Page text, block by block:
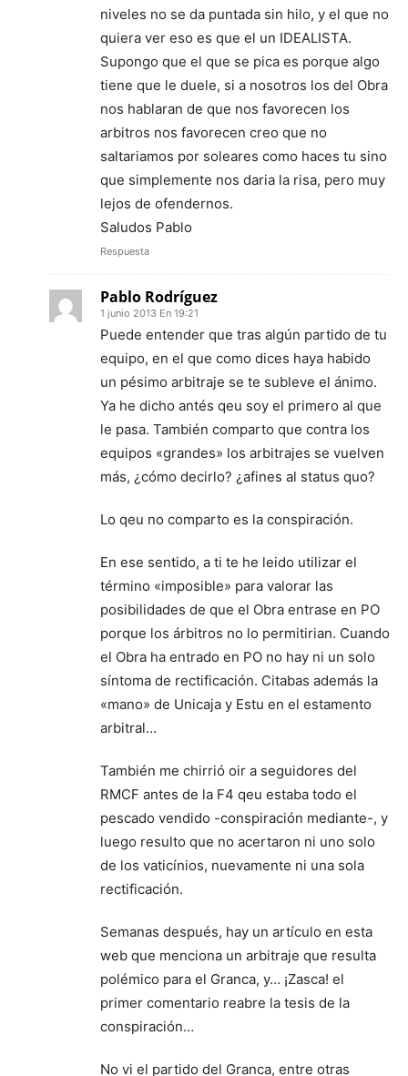
niveles no se da puntada sin hilo, y el que no
quiera ver eso es que el un IDEALISTA.
Supongo que el que se pica es porque algo
tiene que le duele, si a nosotros los del Obra
nos hablaran de que nos favorecen los
arbitros nos favorecen creo que no
saltariamos por soleares como haces tu sino
que simplemente nos daria la risa, pero muy
lejos de ofendernos.
Saludos Pablo
Respuesta
Pablo Rodríguez
1 junio 2013 En 19:21
Puede entender que tras algún partido de tu
equipo, en el que como dices haya habido
un pésimo arbitraje se te subleve el ánimo.
Ya he dicho antés qeu soy el primero al que
le pasa. También comparto que contra los
equipos «grandes» los arbitrajes se vuelven
más, ¿cómo decirlo? ¿afines al status quo?
Lo qeu no comparto es la conspiración.
En ese sentido, a ti te he leido utilizar el
término «imposible» para valorar las
posibilidades de que el Obra entrase en PO
porque los árbitros no lo permitirian. Cuando
el Obra ha entrado en PO no hay ni un solo
síntoma de rectificación. Citabas además la
«mano» de Unicaja y Estu en el estamento
arbitral…
También me chirrió oir a seguidores del
RMCF antes de la F4 qeu estaba todo el
pescado vendido -conspiración mediante-, y
luego resulto que no acertaron ni uno solo
de los vaticínios, nuevamente ni una sola
rectificación.
Semanas después, hay un artículo en esta
web que menciona un arbitraje que resulta
polémico para el Granca, y… ¡Zasca! el
primer comentario reabre la tesis de la
conspiración…
No vi el partido del Granca, entre otras